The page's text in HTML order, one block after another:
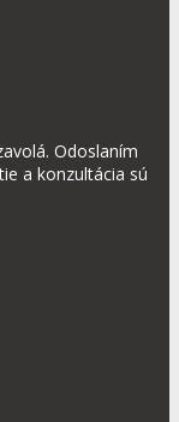
Odoslaním
a konzultácia sú